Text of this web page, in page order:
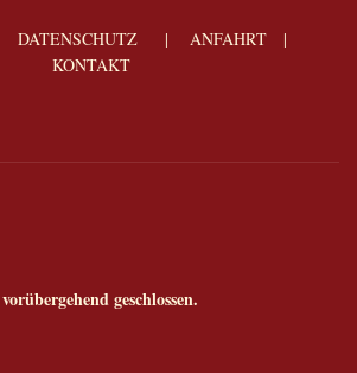
DATENSCHUTZ| ANFAHRT|
KONTAKT
geschlossen.